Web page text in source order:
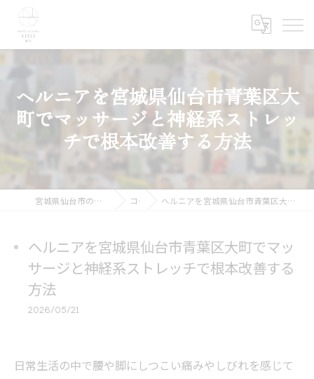
ヘルニアを宮城県仙台市青葉区大
町でマッサージと神経系ストレッ
チで根本改善する方法
宮城県仙台市の整体ならmedical care OTO 仙台 コラム ヘルニアを宮城県仙台市青葉区大町でマッサージと神経系ストレッチで根本改善する方法
ヘルニアを宮城県仙台市青葉区大町でマッ
サージと神経系ストレッチで根本改善する
方法
2026/05/21
日常生活の中で腰や脚にしつこい痛みやしびれを感じて